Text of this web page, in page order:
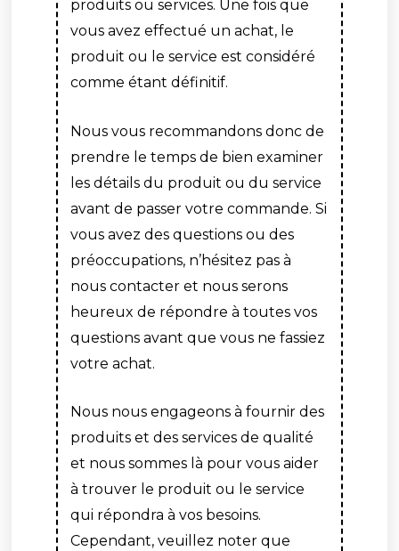
produits ou services. Une fois que
vous avez effectué un achat, le
produit ou le service est considéré
comme étant définitif.
Nous vous recommandons donc de
prendre le temps de bien examiner
les détails du produit ou du service
avant de passer votre commande. Si
vous avez des questions ou des
préoccupations, n’hésitez pas à
nous contacter et nous serons
heureux de répondre à toutes vos
questions avant que vous ne fassiez
votre achat.
Nous nous engageons à fournir des
produits et des services de qualité
et nous sommes là pour vous aider
à trouver le produit ou le service
qui répondra à vos besoins.
Cependant, veuillez noter que